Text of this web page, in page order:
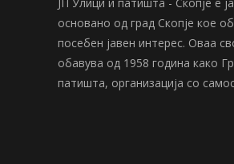
основано од град Скопје кое
посебен јавен интерес. Оваа
обавува од 1958 година како
патишта, организација со